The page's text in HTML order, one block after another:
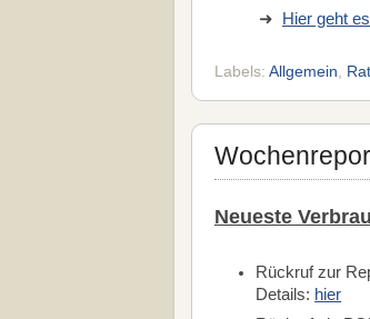
➜ Hier geht
Labels: Allgemein,
Neueste
Rückruf zur
Details: hier